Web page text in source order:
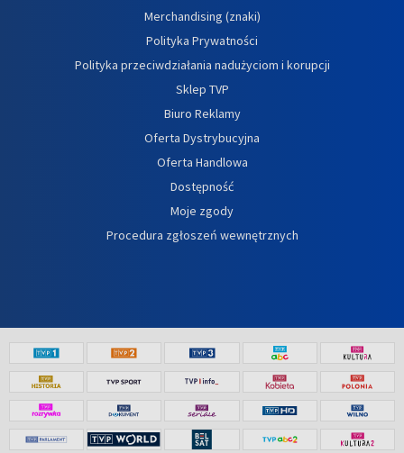
Merchandising (znaki)
Polityka Prywatności
Polityka przeciwdziałania nadużyciom i korupcji
Sklep TVP
Biuro Reklamy
Oferta Dystrybucyjna
Oferta Handlowa
Dostępność
Moje zgody
Procedura zgłoszeń wewnętrznych